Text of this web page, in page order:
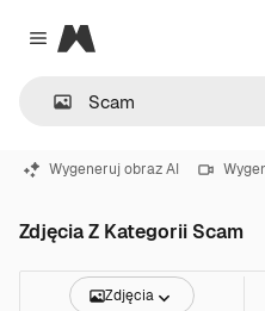
Close menu
Magnific
Wygeneruj obraz AI
Zdjęcia Z Kategorii Scam
Zdjęcia